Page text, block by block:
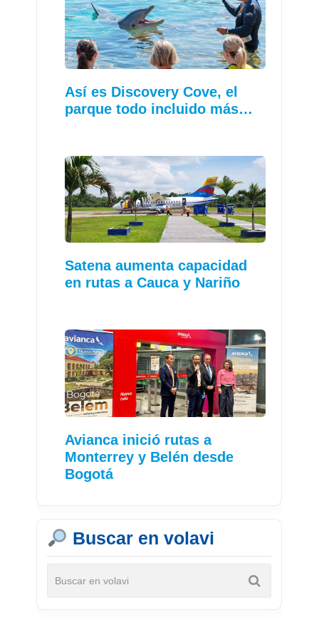
Así es Discovery Cove, el
parque todo incluido más…
Satena aumenta capacidad
en rutas a Cauca y Nariño
Avianca inició rutas a
Monterrey y Belén desde
Bogotá
Buscar en volavi